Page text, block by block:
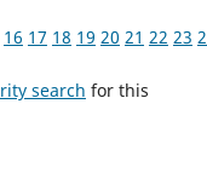
16 17 18 19 20 21 22 23
search for this